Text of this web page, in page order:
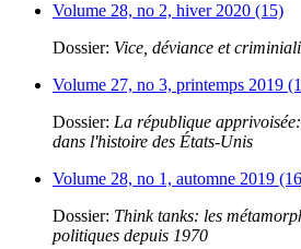
Volume 28, no 2, hiver 2020 (15)
Dossier: Vice, déviance et
Volume 27, no 3, printemps 2019
Dossier: La république
dans l'histoire des États-Unis
Volume 28, no 1, automne 2019
Dossier: Think tanks: les
politiques depuis 1970